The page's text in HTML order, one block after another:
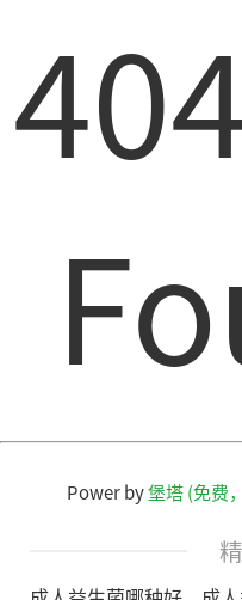
Power by堡塔 (免费